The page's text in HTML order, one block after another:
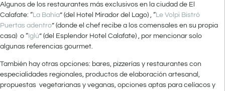
Algunos de los restaurantes más exclusivos en la ciudad de El
Calafate: “La Bahía” (del Hotel Mirador del Lago) , “Le Volpi Bistró
Puertas adentro” (donde el chef recibe a los comensales en su propia
casa) o “Iglú” (del Esplendor Hotel Calafate) , por mencionar solo
algunas referencias gourmet.
También hay otras opciones: bares, pizzerías y restaurantes con
especialidades regionales, productos de elaboración artesanal,
propuestas vegetarianas y veganas, opciones aptas para celíacos y